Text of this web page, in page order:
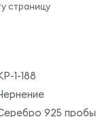
страницу
1-188
925 пробы